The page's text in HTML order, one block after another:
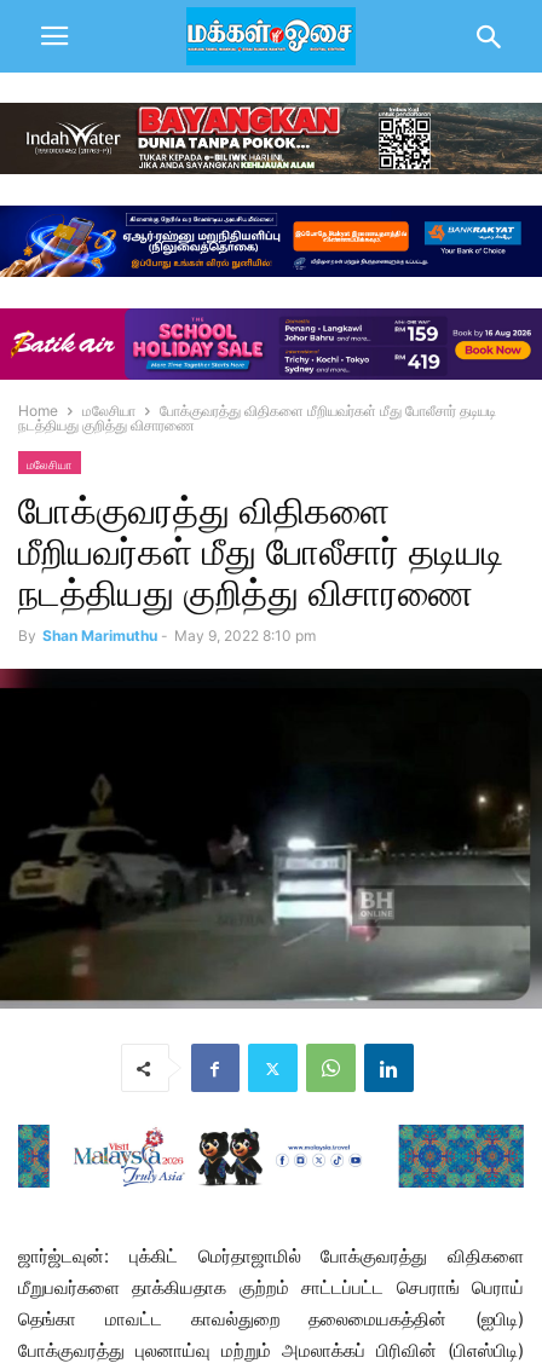
Home மலேசியா
போக்குவரத்து விதிகளை மீறியவர்கள் மீது போலீசார் தடியடி
நடத்தியது குறித்து விசாரணை
மலேசியா
போக்குவரத்து விதிகளை
மீறியவர்கள் மீது போலீசார் தடியடி
நடத்தியது குறித்து விசாரணை
By Shan Marimuthu - May 9, 2022 8:10 pm
ஜார்ஜ்டவுன்: புக்கிட் மெர்தாஜாமில் போக்குவரத்து விதிகளை
மீறுபவர்களை தாக்கியதாக குற்றம் சாட்டப்பட்ட செபராங் பெராய்
தெங்கா மாவட்ட காவல்துறை தலைமையகத்தின் (ஐபிடி)
போக்குவரத்து புலனாய்வு மற்றும் அமலாக்கப் பிரிவின் (பிஎஸ்பிடி)